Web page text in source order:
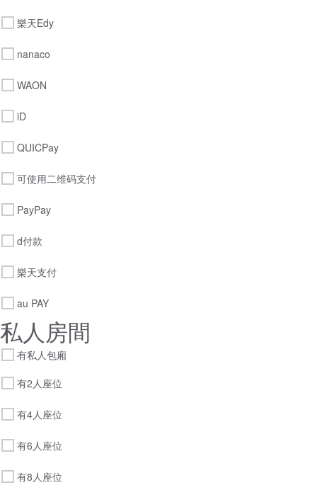
樂天Edy
nanaco
WAON
iD
QUICPay
可使用二维码支付
PayPay
d付款
樂天支付
au PAY
私人房間
有私人包廂
有2人座位
有4人座位
有6人座位
有8人座位